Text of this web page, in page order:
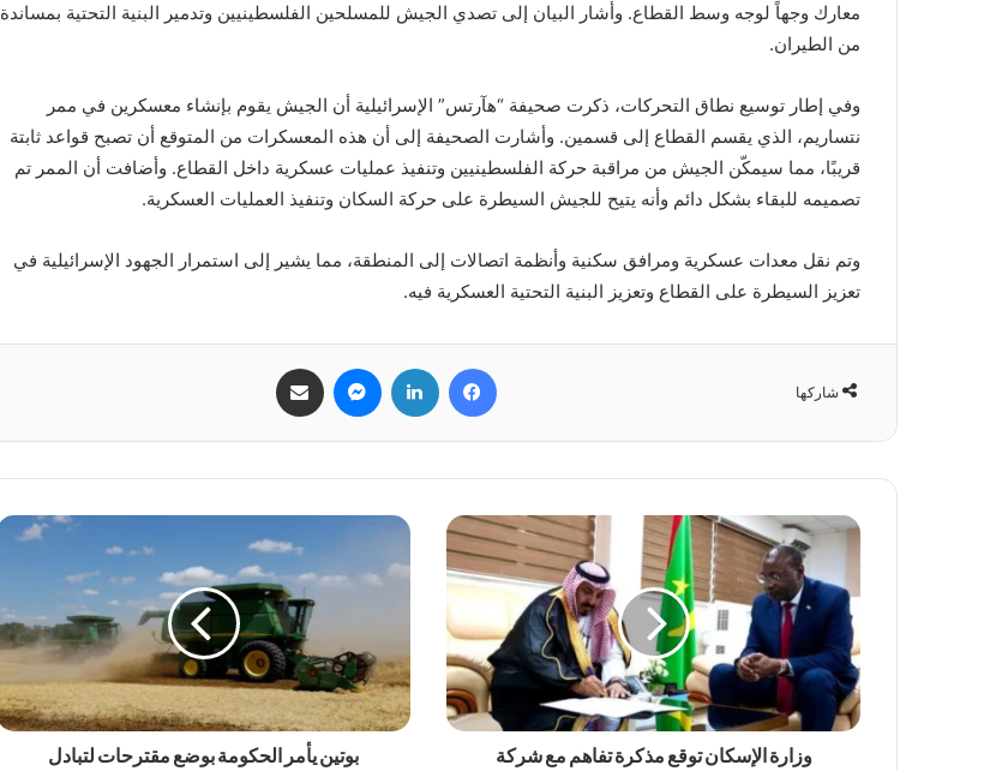
معارك وجهاً لوجه وسط القطاع. وأشار البيان إلى تصدي الجيش للمسلحين الفلسطينيين وتدمير البنية التحتية بمساندة
من الطيران.
وفي إطار توسيع نطاق التحركات، ذكرت صحيفة “هآرتس” الإسرائيلية أن الجيش يقوم بإنشاء معسكرين في ممر
نتساريم، الذي يقسم القطاع إلى قسمين. وأشارت الصحيفة إلى أن هذه المعسكرات من المتوقع أن تصبح قواعد ثابتة
قريبًا، مما سيمكّن الجيش من مراقبة حركة الفلسطينيين وتنفيذ عمليات عسكرية داخل القطاع. وأضافت أن الممر تم
تصميمه للبقاء بشكل دائم وأنه يتيح للجيش السيطرة على حركة السكان وتنفيذ العمليات العسكرية.
وتم نقل معدات عسكرية ومرافق سكنية وأنظمة اتصالات إلى المنطقة، مما يشير إلى استمرار الجهود الإسرائيلية في
تعزيز السيطرة على القطاع وتعزيز البنية التحتية العسكرية فيه.
شاركها
فيسبوك لينكدإن ماسنجر
وزارة الإسكان توقع مذكرة تفاهم مع شركة
بوتين يأمر الحكومة بوضع مقترحات لتبادل